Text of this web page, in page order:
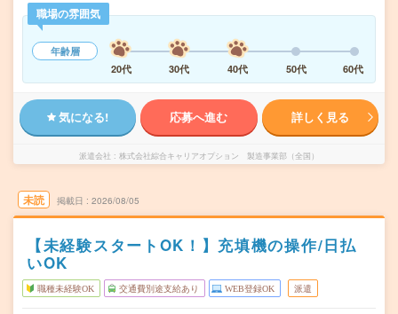
職場の雰囲気
年齢層
20代
30代 40代 50代 60代
気になる! 応募へ進む 詳しく見る
派遣会社 株式会社綜合キャリアオプション 製造事業部（全国）
未読 掲載日 2026/08/05
【未経験スタートOK！】充填機の操作/日払
いOK
職種未経験OK 交通費別途支給あり WEB登録OK 派遣